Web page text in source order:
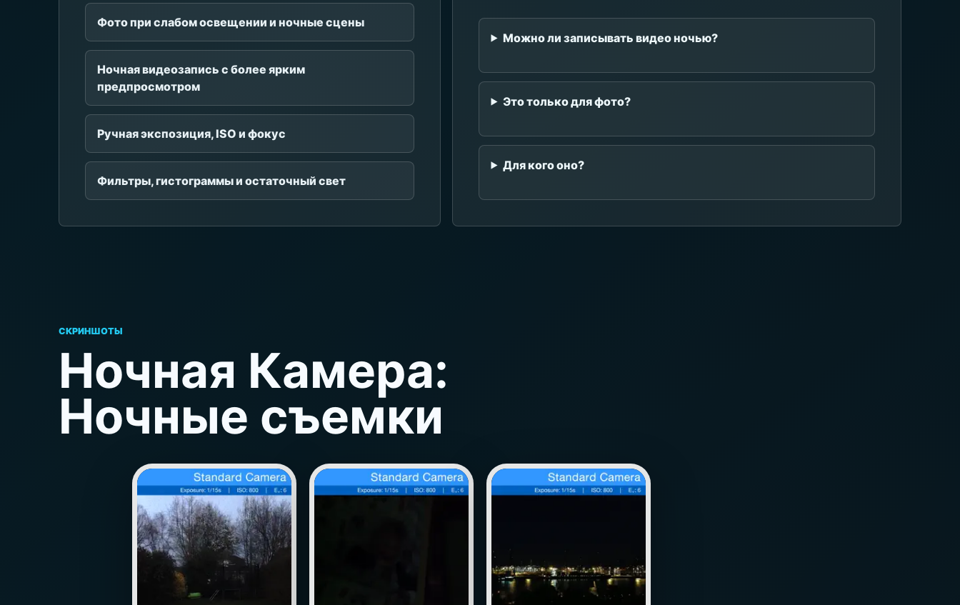
Фото при слабом освещении и ночные сцены
Ночная видеозапись с более ярким
предпросмотром
Ручная экспозиция, ISO и фокус
Фильтры, гистограммы и остаточный свет
Можно ли записывать видео ночью?
Это только для фото?
Для кого оно?
СКРИНШОТЫ
Ночная Камера:
Ночные съемки